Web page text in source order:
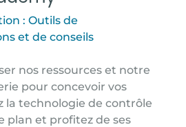
: Outils de
et de conseils
nos ressources et notre
pour concevoir vos
la technologie de contrôle
plan et profitez de ses